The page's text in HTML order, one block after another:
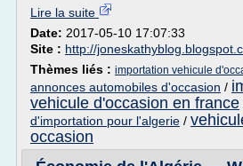
Lire la suite
Date: 2017-05-10 17:07:33
Site : http://
Thèmes liés : importation vehicule
annonces automobiles d'occasion /
vehicule d'occasion en france
d'importation pour l'algerie /
occasion